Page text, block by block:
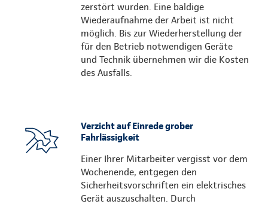
zerstört wurden. Eine baldige
Wiederaufnahme der Arbeit ist nicht
möglich. Bis zur Wiederherstellung der
für den Betrieb notwendigen Geräte
und Technik übernehmen wir die Kosten
des Ausfalls.
Verzicht auf Einrede grober
Fahrlässigkeit
Einer Ihrer Mitarbeiter vergisst vor dem
Wochenende, entgegen den
Sicherheitsvorschriften ein elektrisches
Gerät auszuschalten. Durch